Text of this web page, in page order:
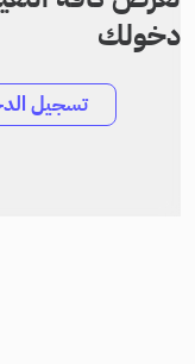
دخولك
تسجيل